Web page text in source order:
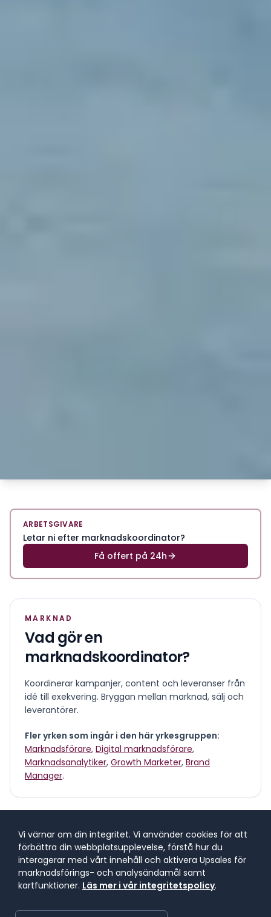
ARBETSGIVARE
Letar ni efter marknadskoordinator?
Få offert på 24h
MARKNAD
Vad gör en
marknadskoordinator?
Koordinerar kampanjer, content och leveranser från
idé till exekvering. Bryggan mellan marknad, sälj och
leverantörer.
Fler yrken som ingår i den här yrkesgruppen:
Marknadsförare, Digital marknadsförare,
Marknadsanalytiker, Growth Marketer, Brand
Manager.
Vad tjänar en
marknadskoordinator?
Lönespann för yrkesgruppen
Lönespannet visar 25:e till 75:e percentilen, där 50 %
Vi värnar om din integritet. Vi använder cookies för att
förbättra din webbplatsupplevelse, förstå hur du
interagerar med vårt innehåll och aktivera Upsales för
marknadsförings- och analysändamål samt
kartfunktioner. Läs mer i vår integritetspolicy.